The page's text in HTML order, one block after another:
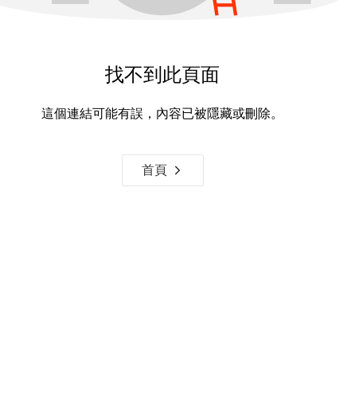
找不到此頁面
這個連結可能有誤，內容已被隱藏或刪除。
首頁